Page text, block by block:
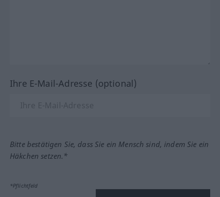
Ihre E-Mail-Adresse (optional)
Bitte bestätigen Sie, dass Sie ein Mensch sind, indem Sie ein
Häkchen setzen.*
*Pflichtfeld